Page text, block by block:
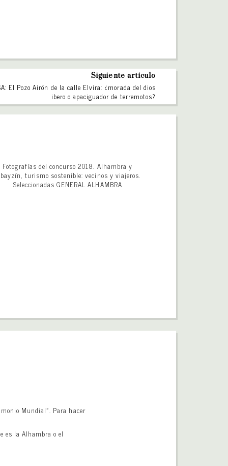
Siguiente artículo
El Pozo Airón de la calle Elvira: ¿morada del dios
ibero o apaciguador de terremotos?
Fotografías del concurso 2018. Alhambra y
turismo sostenible: vecinos y viajeros.
Seleccionadas GENERAL ALHAMBRA
Mundial». Para hacer
es la Alhambra o el